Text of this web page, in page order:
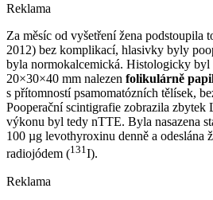
Reklama
Za měsíc od vyšetření žena podstoupila
2012) bez komplikací, hlasivky byly
byla normokalcemická. Histologicky
20×30×40 mm nalezen folikulárně
s přítomností psamomatózních tělísek,
Pooperační scintigrafie zobrazila zbytek
výkonu byl tedy nTTE. Byla nasazena
100 µg levothyroxinu denně a odeslána
radiojódem (131I).
Reklama